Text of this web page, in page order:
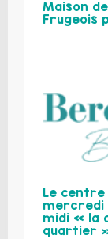
Maison
Frugeois
Le
mercredi
midi « la
quartier